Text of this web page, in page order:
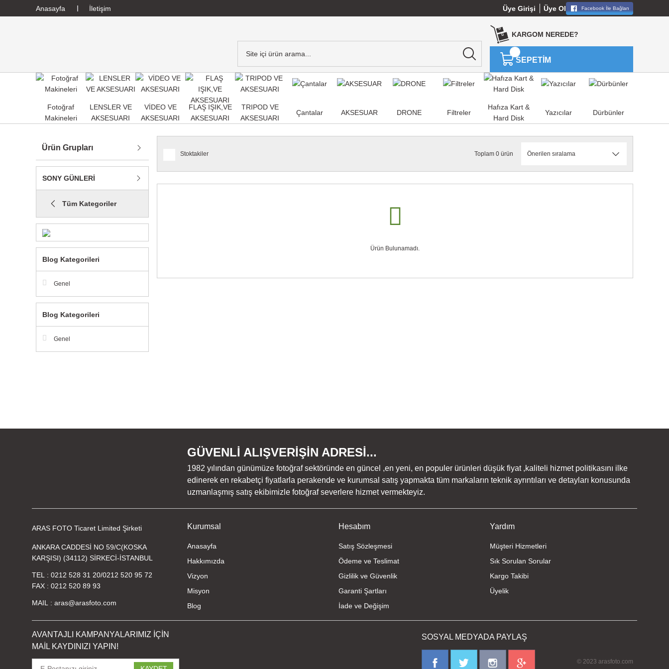
Anasayfa İletişim Üye Girişi Üye Ol Facebook İle Bağlan
KARGOM NEREDE?
SEPETİM
Fotoğraf
Makineleri
LENSLER VE
AKSESUARI
VİDEO VE
AKSESUARI
FLAŞ IŞIK,VE
AKSESUARI
TRIPOD VE
AKSESUARI
Çantalar AKSESUAR DRONE Filtreler
Hafıza Kart &
Hard Disk
Yazıcılar Dürbünler
Ürün Grupları
SONY GÜNLERİ
Tüm Kategoriler
Blog Kategorileri
Genel
Blog Kategorileri
Genel
Stoktakiler Toplam 0 ürün
Ürün Bulunamadı.
GÜVENLİ ALIŞVERİŞİN ADRESİ...
1982 yılından günümüze fotoğraf sektöründe en güncel ,en yeni, en populer ürünleri düşük fiyat ,kaliteli hizmet politikasını ilke
edinerek en rekabetçi fiyatlarla perakende ve kurumsal satış yapmakta tüm markaların teknik ayrıntıları ve detayları konusunda
uzmanlaşmış satış ekibimizle fotoğraf severlere hizmet vermekteyiz.
ARAS FOTO Ticaret Limited Şirketi
ANKARA CADDESİ NO 59/C(KOSKA
KARŞISI) (34112) SİRKECİ-İSTANBUL
TEL 0212 528 31 20/0212 520 95 72
FAX
0212 520 89 93
MAIL aras@arasfoto.com
Kurumsal
Anasayfa
Hakkımızda
Vizyon
Misyon
Blog
Hesabım
Satış Sözleşmesi
Ödeme ve Teslimat
Gizlilik ve Güvenlik
Garanti Şartları
İade ve Değişim
Yardım
Müşteri Hizmetleri
Sık Sorulan Sorular
Kargo Takibi
Üyelik
AVANTAJLI KAMPANYALARIMIZ İÇİN
MAİL KAYDINIZI YAPIN!
SOSYAL MEDYADA PAYLAŞ
© 2023 arasfoto.com